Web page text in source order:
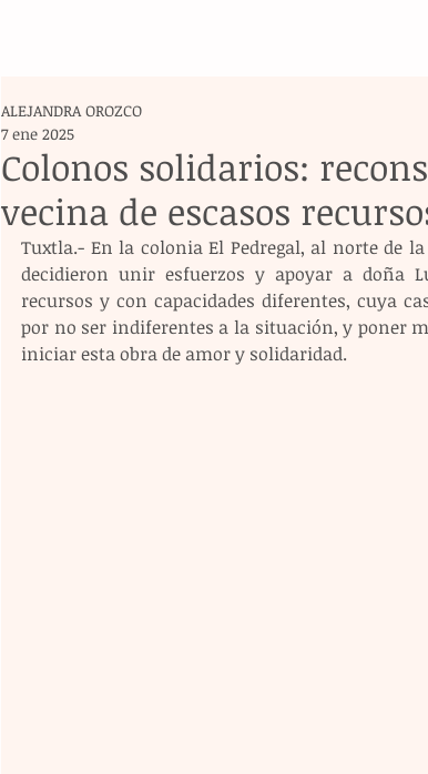
Colonos solidarios:
vecina de escasos
ALEJANDRA OROZCO
7 ene 2025
Tuxtla.- En la colonia El Pedregal, al norte de
decidieron unir esfuerzos y apoyar a doña
recursos y con capacidades diferentes, cuya
por no ser indiferentes a la situación, y poner
iniciar esta obra de amor y solidaridad.